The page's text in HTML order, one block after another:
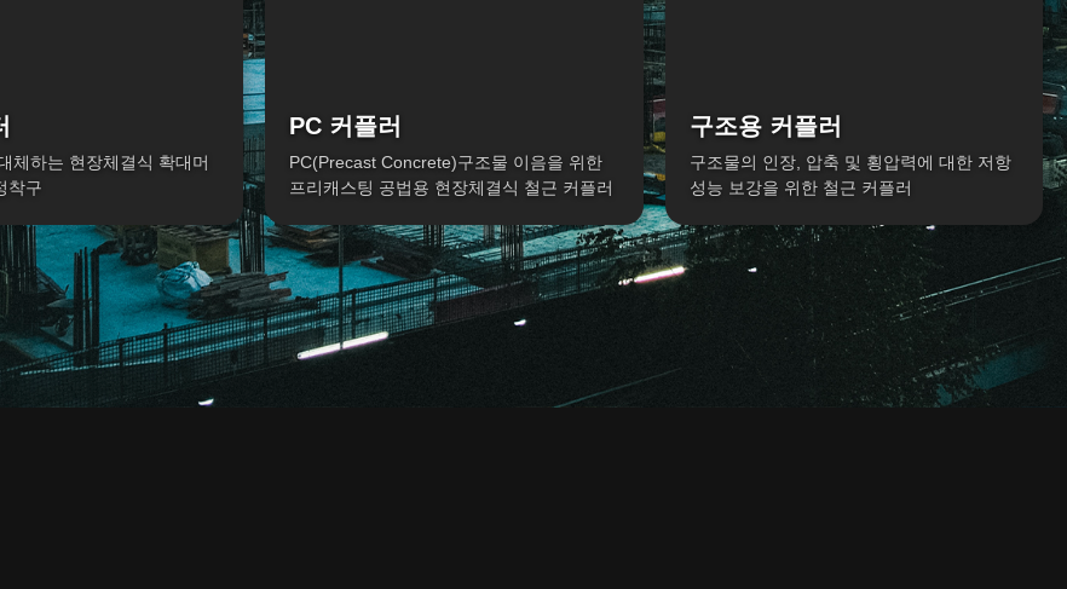
체하는 현장체결식 확대머
착구
PC 커플러
PC(Precast Concrete)구조물 이음을 위한
프리캐스팅 공법용 현장체결식 철근 커플러
구조용 커플러
구조물의 인장, 압축 및 횡압력에 대한 저항
성능 보강을 위한 철근 커플러